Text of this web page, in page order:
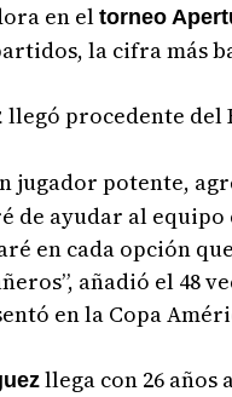
en el torneo
la cifra más
llegó procedente del
jugador potente,
de ayudar al equipo
en cada opción
añadió el 48
en la Copa
llega con 26 años